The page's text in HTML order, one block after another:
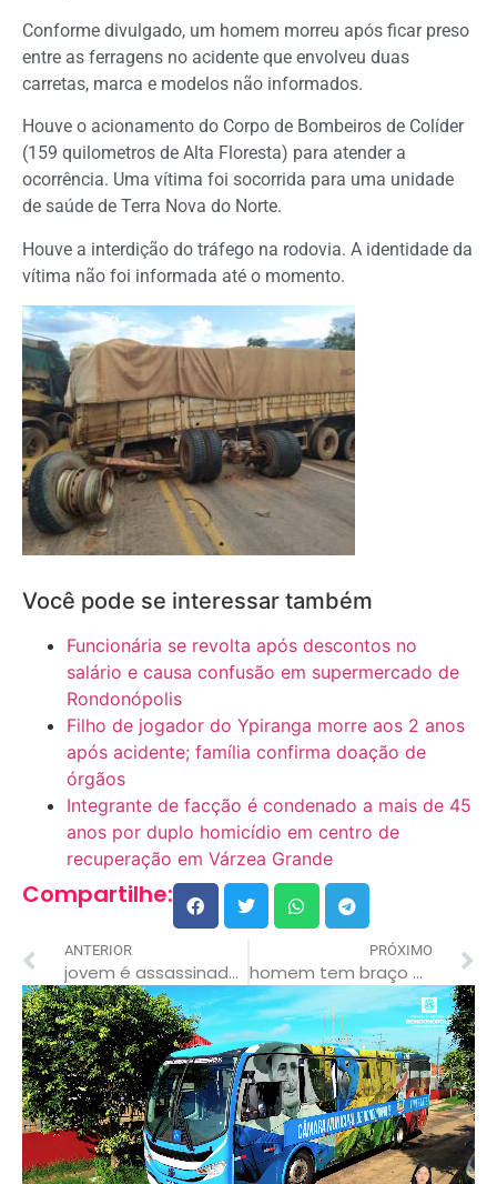
Conforme divulgado, um homem morreu após ficar preso
entre as ferragens no acidente que envolveu duas
carretas, marca e modelos não informados.
Houve o acionamento do Corpo de Bombeiros de Colíder
(159 quilometros de Alta Floresta) para atender a
ocorrência. Uma vítima foi socorrida para uma unidade
de saúde de Terra Nova do Norte.
Houve a interdição do tráfego na rodovia. A identidade da
vítima não foi informada até o momento.
Você pode se interessar também
Funcionária se revolta após descontos no
salário e causa confusão em supermercado de
Rondonópolis
Filho de jogador do Ypiranga morre aos 2 anos
após acidente; família confirma doação de
órgãos
Integrante de facção é condenado a mais de 45
anos por duplo homicídio em centro de
recuperação em Várzea Grande
Compartilhe:
ANTERIOR
jovem é assassinada por engano enquanto tomava banho
PRÓXIMO
homem tem braço quebrado e é assassinado por cerca de 15 tiros